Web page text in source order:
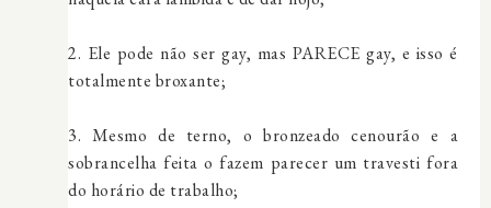
2. Ele pode não ser gay, mas PARECE gay, e isso é
totalmente broxante;
3. Mesmo de terno, o bronzeado cenourão e a
sobrancelha feita o fazem parecer um travesti fora
do horário de trabalho;